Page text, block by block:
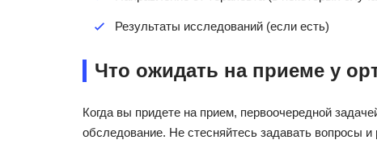
Результаты исследований (если есть)
Что ожидать на приеме у
Когда вы придете на прием, первоочередной
обследование. Не стесняйтесь задавать вопросы